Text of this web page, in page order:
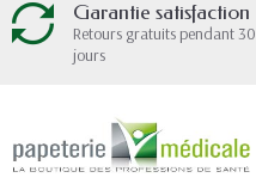
Garantie satisfaction
Retours gratuits pendant 30
jours